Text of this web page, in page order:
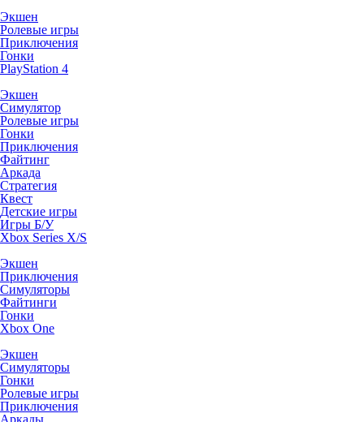
Экшен
Ролевые игры
Приключения
Гонки
PlayStation 4
Экшен
Симулятор
Ролевые игры
Гонки
Приключения
Файтинг
Аркада
Стратегия
Квест
Детские игры
Игры Б/У
Xbox Series X/S
Экшен
Приключения
Симуляторы
Файтинги
Гонки
Xbox One
Экшен
Симуляторы
Гонки
Ролевые игры
Приключения
Аркады